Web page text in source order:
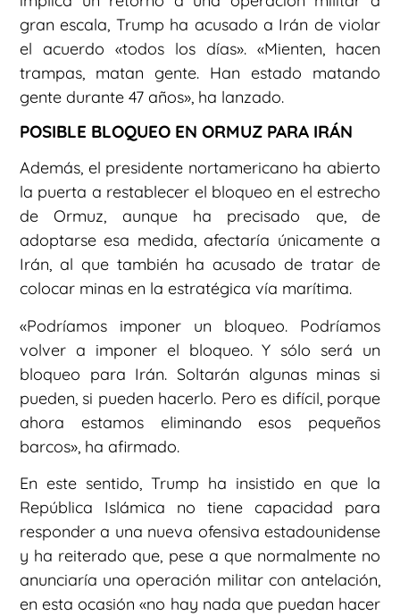
gran escala, Trump ha acusado a Irán de violar
el acuerdo «todos los días». «Mienten, hacen
trampas, matan gente. Han estado matando
gente durante 47 años», ha lanzado.
POSIBLE BLOQUEO EN ORMUZ PARA IRÁN
Además, el presidente nortamericano ha abierto
la puerta a restablecer el bloqueo en el estrecho
de Ormuz, aunque ha precisado que, de
adoptarse esa medida, afectaría únicamente a
Irán, al que también ha acusado de tratar de
colocar minas en la estratégica vía marítima.
«Podríamos imponer un bloqueo. Podríamos
volver a imponer el bloqueo. Y sólo será un
bloqueo para Irán. Soltarán algunas minas si
pueden, si pueden hacerlo. Pero es difícil, porque
ahora estamos eliminando esos pequeños
barcos», ha afirmado.
En este sentido, Trump ha insistido en que la
República Islámica no tiene capacidad para
responder a una nueva ofensiva estadounidense
y ha reiterado que, pese a que normalmente no
anunciaría una operación militar con antelación,
en esta ocasión «no hay nada que puedan hacer